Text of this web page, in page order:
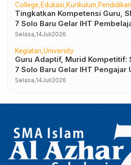
College Edukasi Kurikulum Pendidikan
Tingkatkan Kompetensi Guru,
7 Solo Baru Gelar IHT
Selasa,14Juli2026
Kegiatan University
Guru Adaptif, Murid Kompetitif:
7 Solo Baru Gelar IHT Pengajar
Selasa,14Juli2026